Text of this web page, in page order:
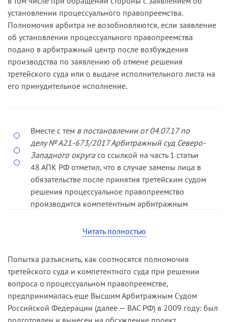
установлении процессуального правопреемства.
Полномочия арбитра не возобновляются, если заявление
об установлении процессуального правопреемства
подано в арбитражный центр после возбуждения
производства по заявлению об отмене решения
третейского суда или о выдаче исполнительного листа на
его принудительное исполнение.
Вместе с тем в постановлении от 04.07.17 по
делу № А21-673/2017 Арбитражный суд Северо-
Западного округасо ссылкой на часть 1 статьи
48 АПК РФ отметил, что в случае замены лица в
обязательстве после принятия третейским судом
решения процессуальное правопреемство
производится компетентным арбитражным
исполнительного листа на принудительное
исполнение решения третейского суда.
Читать полностью
Попытка разъяснить, как соотносятся полномочия
третейского суда и компетентного суда при решении
вопроса о процессуальном правопреемстве,
предпринималась еще Высшим Арбитражным Судом
Российской Федерации (далее — ВАС РФ) в 2009 году: был
подготовлен и вынесен на обсуждение проект